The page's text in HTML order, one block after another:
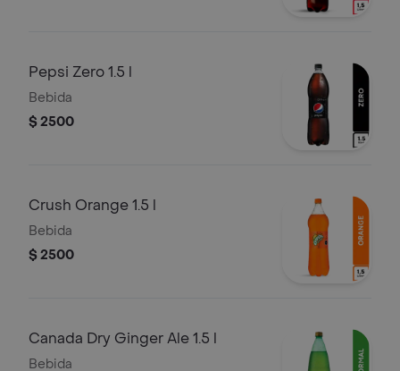
Pepsi Zero 1.5 l
Bebida
$ 2500
Crush Orange 1.5 l
Bebida
$ 2500
Canada Dry Ginger Ale 1.5 l
Bebida